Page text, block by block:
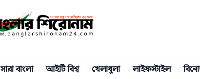
সারা বাংলা আইটি বিশ্ব খেলাধুলা লাইফস্টাইল